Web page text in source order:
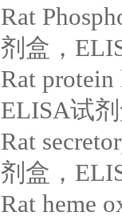
Rat
剂盒，
Rat
ELISA试
Rat
剂盒，
Rat heme